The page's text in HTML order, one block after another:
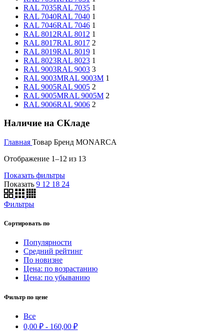
RAL 7035RAL 7035 1
RAL 7040RAL 7040 1
RAL 7046RAL 7046 1
RAL 8012RAL 8012 1
RAL 8017RAL 8017 2
RAL 8019RAL 8019 1
RAL 8023RAL 8023 1
RAL 9003RAL 9003 3
RAL 9003MRAL 9003M 1
RAL 9005RAL 9005 2
RAL 9005MRAL 9005M 2
RAL 9006RAL 9006 2
Наличие на СКладе
Главная Товар Бренд MONARCA
Отображение 1–12 из 13
Показать фильтры
Показать 9 12 18 24
Фильтры
Сортировать по
Популярности
Средний рейтинг
По новизне
Цена: по возрастанию
Цена: по убыванию
Фильтр по цене
Все
0,00 ₽ - 160,00 ₽